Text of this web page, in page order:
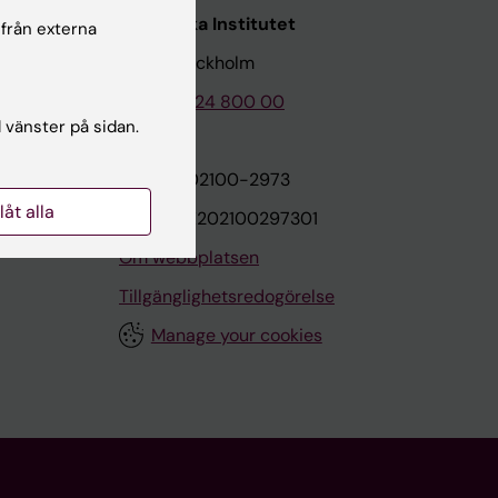
Karolinska Institutet
171 77 Stockholm
Tel: 08-524 800 00
Org.nr: 202100-2973
VAT.nr: SE202100297301
Om webbplatsen
Tillgänglighetsredogörelse
Manage your cookies
externa
på sidan.
alla